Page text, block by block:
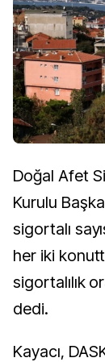
Doğal Afet
Kurulu
sigortalı
her iki
sigortalılık
dedi.
Kayacı,